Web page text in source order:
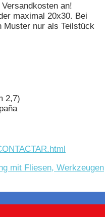
Versandkosten an!
maximal 20x30. Bei
Muster nur als Teilstück
2,7)
mit Fliesen, Werkzeugen